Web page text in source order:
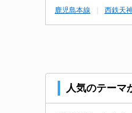
鹿児島本線 西鉄天
人気のテーマ